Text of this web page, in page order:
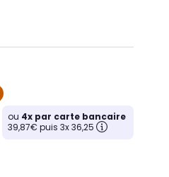
ou 4x par carte bancaire
39,87€ puis 3x 36,25